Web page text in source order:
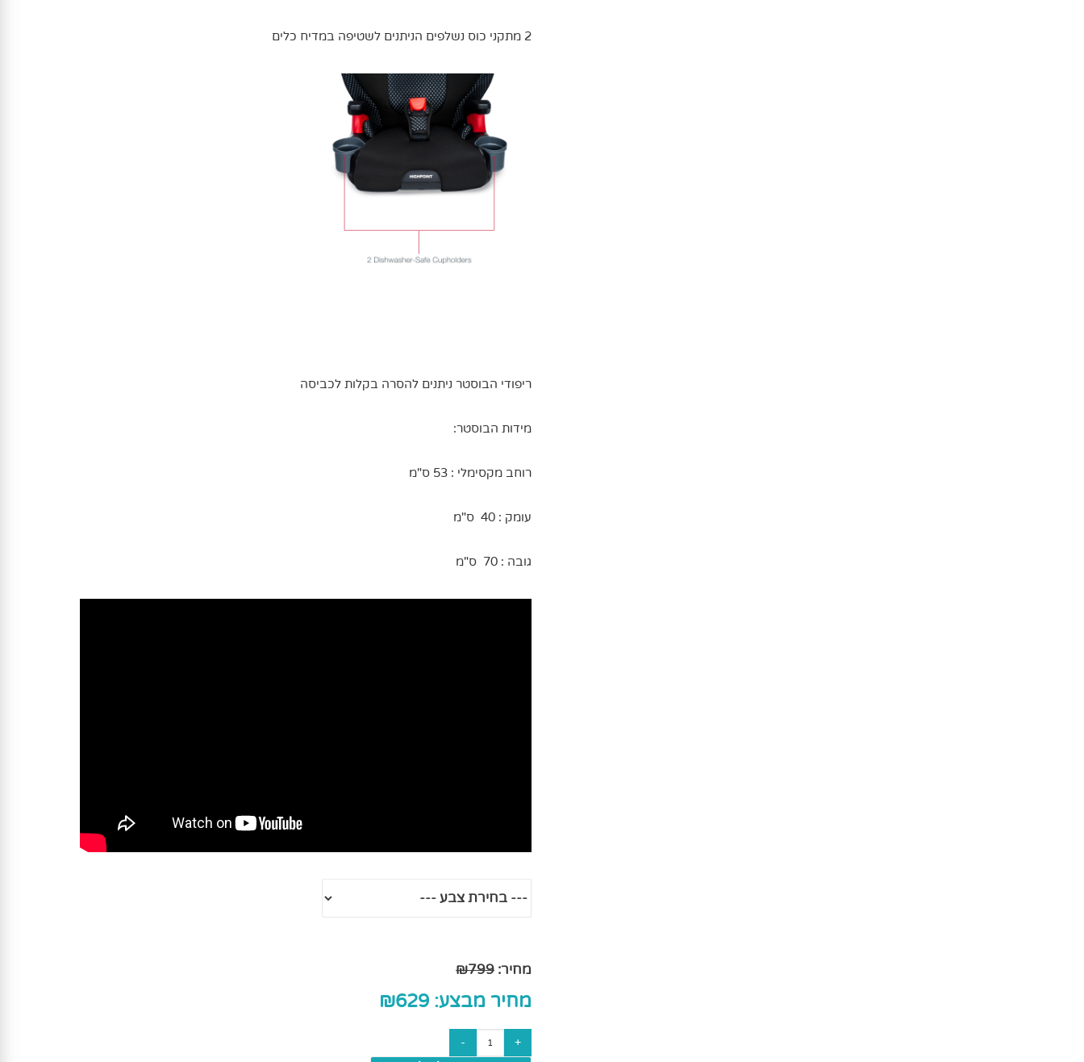
2 מתקני כוס נשלפים הניתנים לשטיפה במדיח כלים
ריפודי הבוסטר ניתנים להסרה בקלות לכביסה
מידות הבוסטר:
רוחב מקסימלי : 53 ס"מ
עומק : 40 ס"מ
גובה : 70 ס"מ
מחיר: ₪799
מחיר מבצע: ₪629